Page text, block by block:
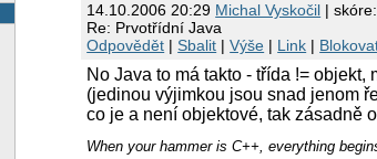
14.10.2006 20:29 Michal Vyskočil |
Re: Prvotřídní Java
Odpovědět |Sbalit |Výše | Link |
No Java to má takto - třída !=
(jedinou výjimkou jsou snad jenom
co je a není objektové, tak zásadně
When your hammer is C++, everything